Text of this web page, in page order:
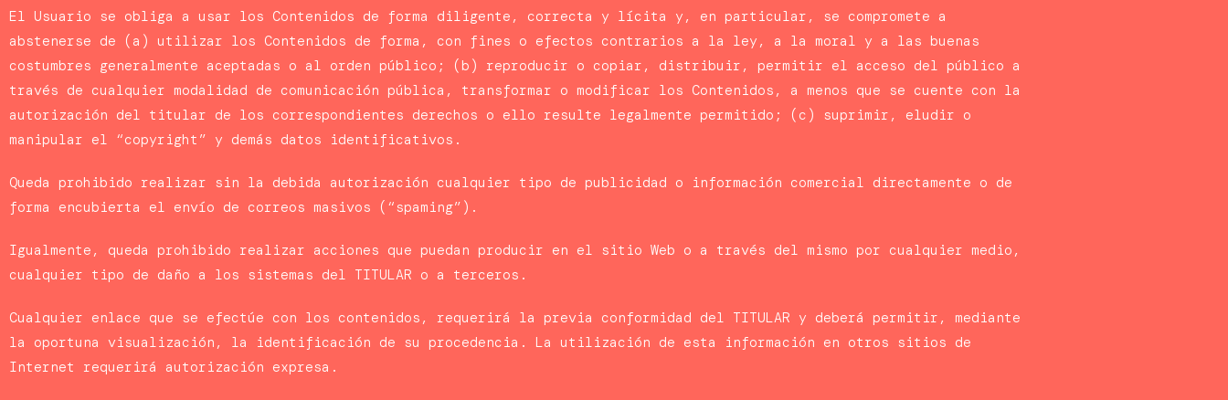
El Usuario se obliga a usar los Contenidos de forma diligente, correcta y lícita y, en particular, se compromete a
abstenerse de (a) utilizar los Contenidos de forma, con fines o efectos contrarios a la ley, a la moral y a las buenas
costumbres generalmente aceptadas o al orden público; (b) reproducir o copiar, distribuir, permitir el acceso del público a
través de cualquier modalidad de comunicación pública, transformar o modificar los Contenidos, a menos que se cuente con la
autorización del titular de los correspondientes derechos o ello resulte legalmente permitido; (c) suprimir, eludir o
manipular el “copyright” y demás datos identificativos.
Queda prohibido realizar sin la debida autorización cualquier tipo de publicidad o información comercial directamente o de
forma encubierta el envío de correos masivos (“spaming”).
Igualmente, queda prohibido realizar acciones que puedan producir en el sitio Web o a través del mismo por cualquier medio,
cualquier tipo de daño a los sistemas del TITULAR o a terceros.
Cualquier enlace que se efectúe con los contenidos, requerirá la previa conformidad del TITULAR y deberá permitir, mediante
la oportuna visualización, la identificación de su procedencia. La utilización de esta información en otros sitios de
Internet requerirá autorización expresa.